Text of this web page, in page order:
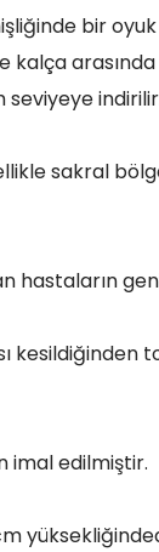
bir
sakral
hastaların
kesildiğinden
imal edilmiştir.